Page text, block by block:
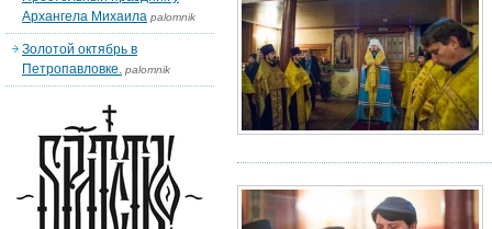
Архангела Михаила palomnik
Золотой октябрь в
Петропавловке. palomnik